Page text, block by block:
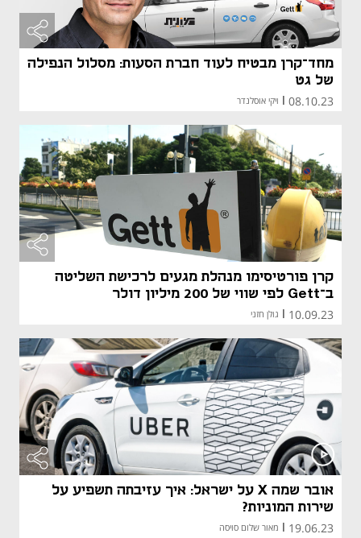
מחד־קרן מבטיח לעוד חברת הסעות: מסלול הנפילה
של גט
08.10.23 ויקי אוסלנדר
קרן פורטיסימו מנהלת מגעים לרכישת השליטה
ב־Gett לפי שווי של 200 מיליון דולר
10.09.23 גולן חזני
אובר שמה X על ישראל: איך עזיבתה תשפיע על
שירות המוניות?
19.06.23
| מאור שלום סויסה